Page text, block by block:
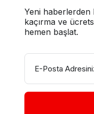
Yeni haberlerden
kaçırma ve
hemen başlat.
E-Posta